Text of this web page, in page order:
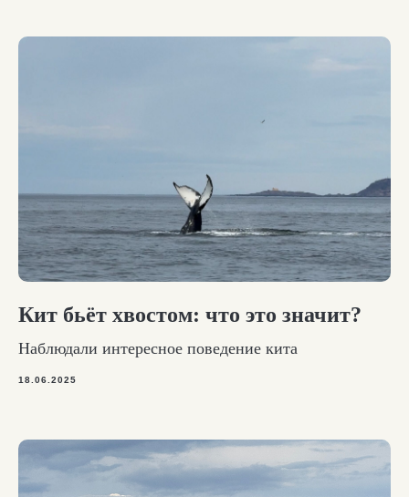
Кит бьёт хвостом: что это значит?
Наблюдали интересное поведение кита
18.06.2025